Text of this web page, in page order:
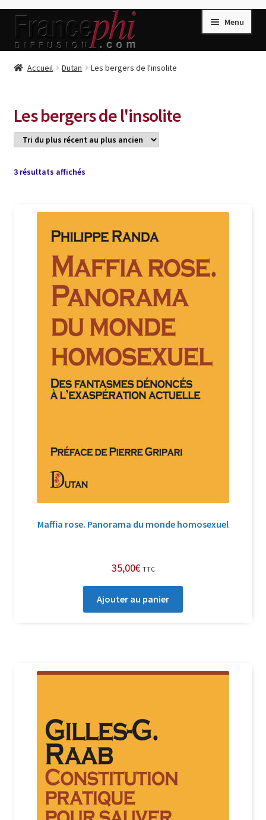
Aller
la
Aller
contenu
Menu
Accueil
Conditions de Vente
Connection
Listes d’Envies
Livres de Peter Randa
Livres de Philippe Randa
Login Customizer
Newsletter
Nous Contacter
Politique de confidentialité et cookies
Qui sommes-nous ?
Accueil Dutan Les bergers de l'insolite
Les bergers de l'insolite
3 résultats affichésTrié
récent
plus
Maffia rose. Panorama du monde homosexuel
35,00€ TTC
Ajouter au panier